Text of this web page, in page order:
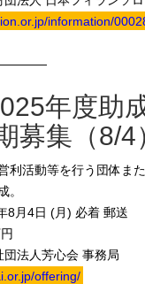
information/
年度助
募集（8/4
利活動等を行う団体ま
。
8月4日 (月) 必着 郵送
法人芳心会 事務局
offering/